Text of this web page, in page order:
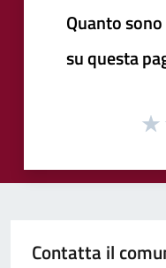
Quanto
su questa
Contatta il